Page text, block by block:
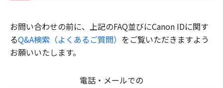
お問い合わせの前に、上記のFAQ並びにCanon IDに関す
るQ&A検索（よくあるご質問） をご覧いただきますよう
お願いいたします。
電話・メールでの